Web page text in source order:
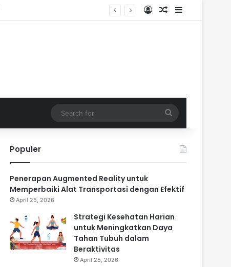
Log InRandom Article
Sidebar
for
Populer
Penerapan Augmented Reality untuk
Memperbaiki Alat Transportasi dengan Efektif
April 25, 2026
Strategi Kesehatan Harian
untuk Meningkatkan Daya
Tahan Tubuh dalam
Beraktivitas
April 25, 2026